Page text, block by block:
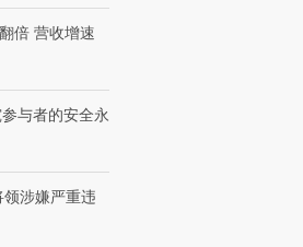
100种
·第三对
CFO：不靠规模取胜，华
住三大增长引擎是什么？
倍 营收增速
与者的安全永
涉嫌严重违